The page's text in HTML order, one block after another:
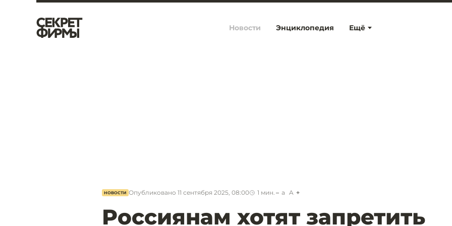
Ещё
Новости Энциклопедия
НОВОСТИ Опубликовано 11 сентября 2025, 08:00 1 мин. a A
Россиянам хотят запретить